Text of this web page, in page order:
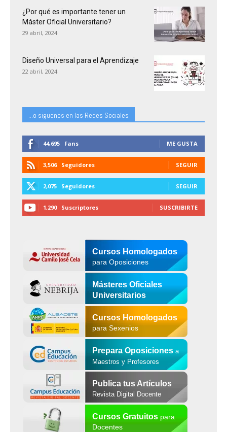
¿Por qué es importante tener un
Máster Oficial Universitario?
29 abril, 2024
Diseño Universal para el Aprendizaje
22 abril, 2024
...o siguenos en las Redes Sociales
44,695 Fans ME GUSTA
3,506 Seguidores SEGUIR
2,075 Seguidores SEGUIR
1,290 Suscriptores SUSCRIBIRTE
Cursos Homologados
para Oposiciones
Másteres Oficiales
Universitarios
Cursos Homologados
para Sexenios
Prepara Oposiciones a
Maestros y Profesores
Publica tus Artículos
Revista Digital Docente
Cursos Gratuitospara
Docentes